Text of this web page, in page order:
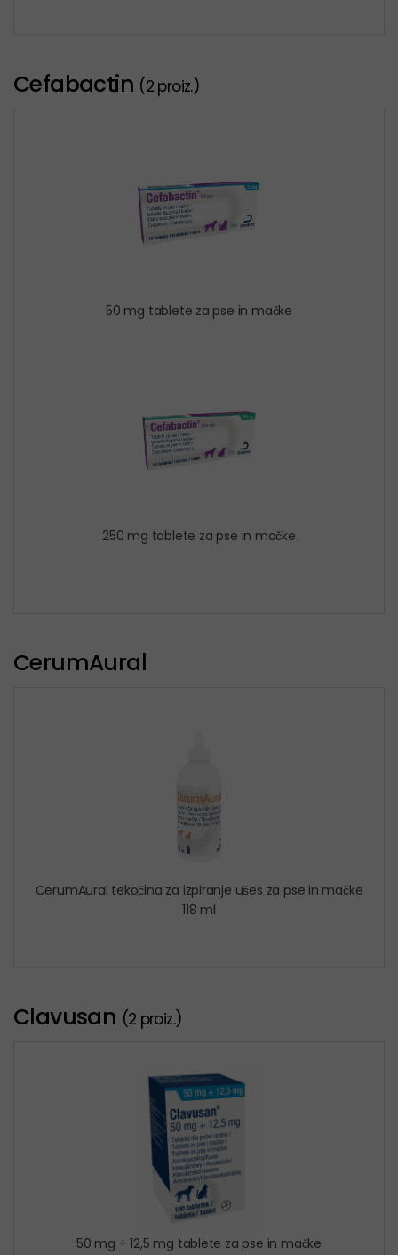
Cefabactin (2 proiz.)
50 mg tablete za pse in mačke
250 mg tablete za pse in mačke
CerumAural
CerumAural tekočina za izpiranje ušes za pse in mačke
118 ml
Clavusan (2 proiz.)
50 mg + 12,5 mg tablete za pse in mačke